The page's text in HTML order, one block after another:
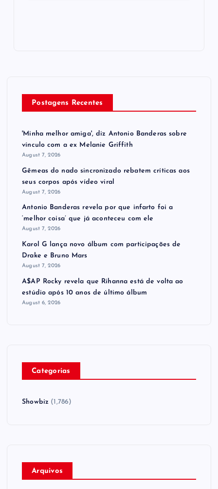
Postagens Recentes
'Minha melhor amiga', diz Antonio Banderas sobre
vínculo com a ex Melanie Griffith
August 7, 2026
Gêmeas do nado sincronizado rebatem críticas ​a​os
seus corpos após vídeo viral
August 7, 2026
Antonio Banderas revela por que infarto foi a
‘melhor coisa’ que já aconteceu com ele
August 7, 2026
Karol G lança novo álbum com participações de
Drake e Bruno Mars
August 7, 2026
A$AP Rocky revela que Rihanna está de volta ao
estúdio após 10 anos de último álbum
August 6, 2026
Categorias
Showbiz (1,786)
Arquivos